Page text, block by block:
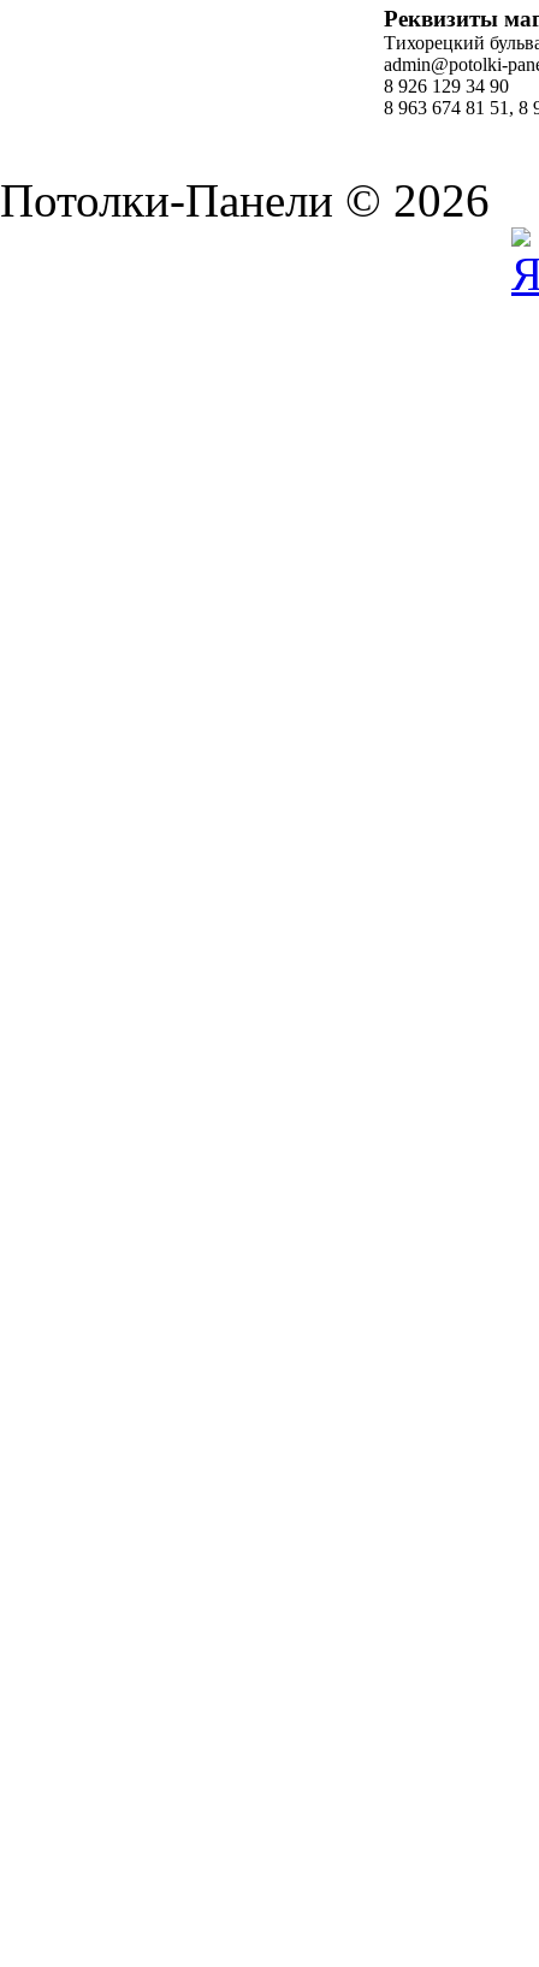
Реквизиты
Тихорецкий
admin@potolki-
8 926 129 34 90
8 963 674 81 51, 8
Потолки-Панели © 2026